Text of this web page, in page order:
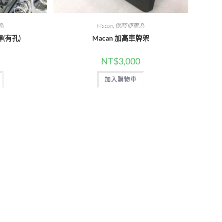
(有孔)
Macan, 保時捷車系
Macan 加高車牌架
NT$3,000
加入購物車